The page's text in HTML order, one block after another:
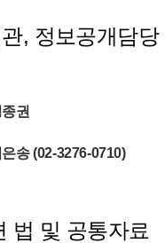
, 정보공개담당
권
송 (02-3276-0710)
법 및 공통자료